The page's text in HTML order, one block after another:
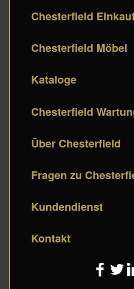
Chesterfield
Chesterfield Möbel
Kataloge
Chesterfield
Über Chesterfield
Fragen zu
Kundendienst
Kontakt